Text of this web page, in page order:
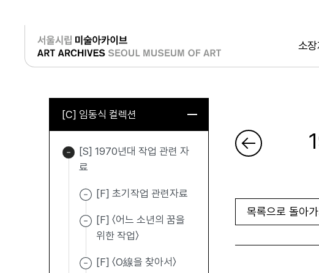
소
로그인
[C] 임동식 컬렉션
[S] 1970년대 작업 관련 자
료
[F] 초기작업 관련자료
[F] 〈어느 소년의 꿈을
위한 작업〉
[F] 〈O線을 찾아서〉
목록으로 돌아가